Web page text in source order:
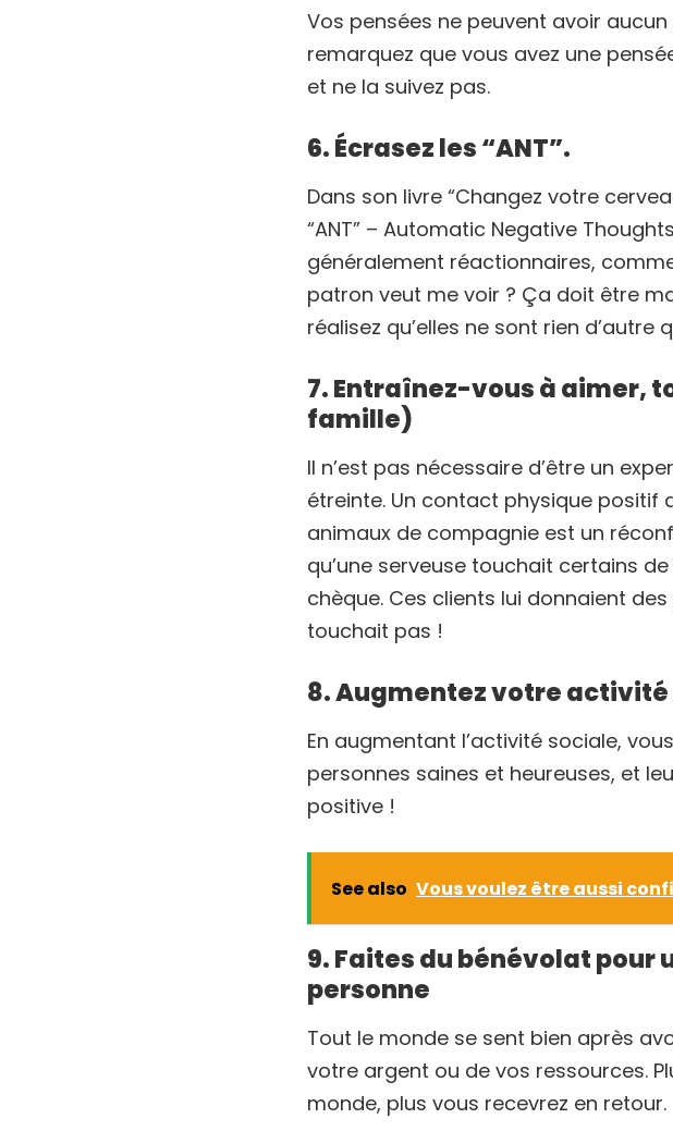
Vos pensées ne peuvent avoir
remarquez que vous avez une
et ne la suivez pas.
6. Écrasez les “ANT”.
Dans son livre “Changez votre
“ANT” – Automatic Negative
généralement réactionnaires,
patron veut me voir ? Ça doit être
réalisez qu’elles ne sont rien d’autre
7. Entraînez-vous à aimer,
famille)
Il n’est pas nécessaire d’être un
étreinte. Un contact physique positif
animaux de compagnie est un
qu’une serveuse touchait certains
chèque. Ces clients lui donnaient
touchait pas !
8. Augmentez votre
En augmentant l’activité sociale,
personnes saines et heureuses, et
positive !
See also Vous voulez être aussi
9. Faites du bénévolat pour
personne
Tout le monde se sent bien après
votre argent ou de vos ressources.
monde, plus vous recevrez en retour.